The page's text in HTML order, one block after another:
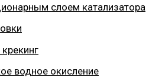
слоем катализатора
водное окисление